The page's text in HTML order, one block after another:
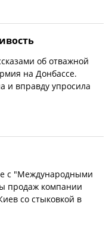
об отважной
на Донбассе.
и вправду упросила
с "Международными
продаж компании
со стыковкой в